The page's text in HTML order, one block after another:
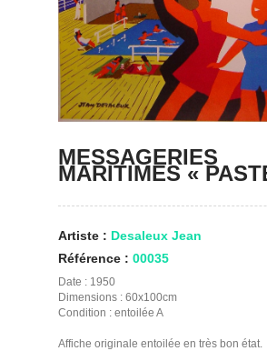
MESSAGERIES
MARITIMES «
Artiste : Desaleux Jean
Référence : 00035
Date : 1950
Dimensions : 60x100cm
Condition : entoilée A
Affiche originale entoilée en très bon état.